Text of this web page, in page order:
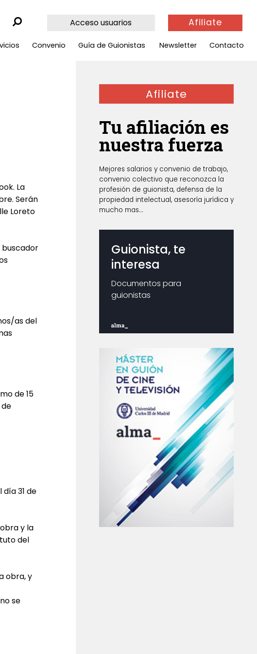
Acceso usuarios Afiliate
Convenio Guía de Guionistas Newsletter Contacto
La
Serán
Loreto
as del
de 15
31 de
y la
del
obra, y
se
Afiliate
Tu afiliación es
nuestra fuerza
Mejores salarios y convenio de trabajo,
convenio colectivo que reconozca la
profesión de guionista, defensa de la
propiedad intelectual, asesoría jurídica y
mucho mas...
Guionista, te
interesa
Documentos para
guionistas